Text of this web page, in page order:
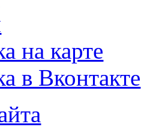
на карте
в Вконтакте